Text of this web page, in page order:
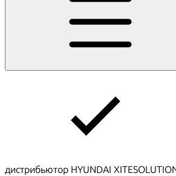
дистрибьютор HYUNDAI